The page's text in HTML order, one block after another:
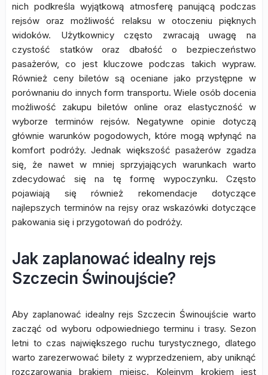
nich podkreśla wyjątkową atmosferę panującą podczas
rejsów oraz możliwość relaksu w otoczeniu pięknych
widoków. Użytkownicy często zwracają uwagę na
czystość statków oraz dbałość o bezpieczeństwo
pasażerów, co jest kluczowe podczas takich wypraw.
Również ceny biletów są oceniane jako przystępne w
porównaniu do innych form transportu. Wiele osób docenia
możliwość zakupu biletów online oraz elastyczność w
wyborze terminów rejsów. Negatywne opinie dotyczą
głównie warunków pogodowych, które mogą wpłynąć na
komfort podróży. Jednak większość pasażerów zgadza
się, że nawet w mniej sprzyjających warunkach warto
zdecydować się na tę formę wypoczynku. Często
pojawiają się również rekomendacje dotyczące
najlepszych terminów na rejsy oraz wskazówki dotyczące
pakowania się i przygotowań do podróży.
Jak zaplanować idealny rejs
Szczecin Świnoujście?
Aby zaplanować idealny rejs Szczecin Świnoujście warto
zacząć od wyboru odpowiedniego terminu i trasy. Sezon
letni to czas największego ruchu turystycznego, dlatego
warto zarezerwować bilety z wyprzedzeniem, aby uniknąć
rozczarowania brakiem miejsc. Kolejnym krokiem jest